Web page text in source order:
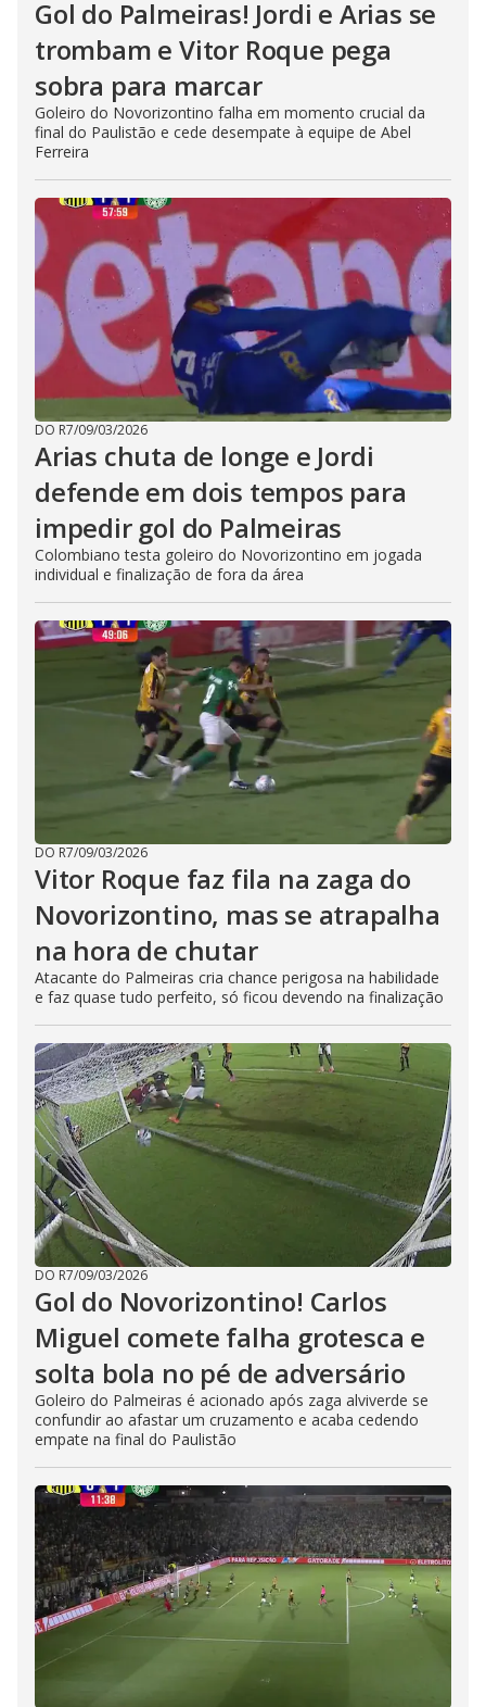
Gol do Palmeiras! Jordi e Arias se
trombam e Vitor Roque pega
sobra para marcar
Goleiro do Novorizontino falha em momento crucial da
final do Paulistão e cede desempate à equipe de Abel
Ferreira
DO R7/09/03/2026
Arias chuta de longe e Jordi
defende em dois tempos para
impedir gol do Palmeiras
Colombiano testa goleiro do Novorizontino em jogada
individual e finalização de fora da área
DO R7/09/03/2026
Vitor Roque faz fila na zaga do
Novorizontino, mas se atrapalha
na hora de chutar
Atacante do Palmeiras cria chance perigosa na habilidade
e faz quase tudo perfeito, só ficou devendo na finalização
DO R7/09/03/2026
Gol do Novorizontino! Carlos
Miguel comete falha grotesca e
solta bola no pé de adversário
Goleiro do Palmeiras é acionado após zaga alviverde se
confundir ao afastar um cruzamento e acaba cedendo
empate na final do Paulistão